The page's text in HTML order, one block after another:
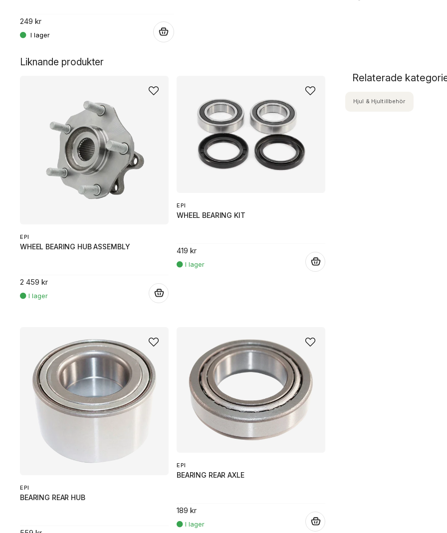
249 kr
Liknande produkter
EPI
WHEEL BEARING HUB ASSEMBLY
2 459 kr
EPI
WHEEL BEARING KIT
419 kr
EPI
BEARING REAR HUB
EPI
BEARING REAR AXLE
189 kr
Relaterade
Hjul & Hjultillbehör